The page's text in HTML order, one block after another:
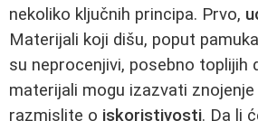
nekoliko ključnih principa. Prvo,
Materijali koji dišu, poput
su neprocenjivi, posebno toplijih
materijali mogu izazvati znojenje
razmislite o iskoristivosti. Da li